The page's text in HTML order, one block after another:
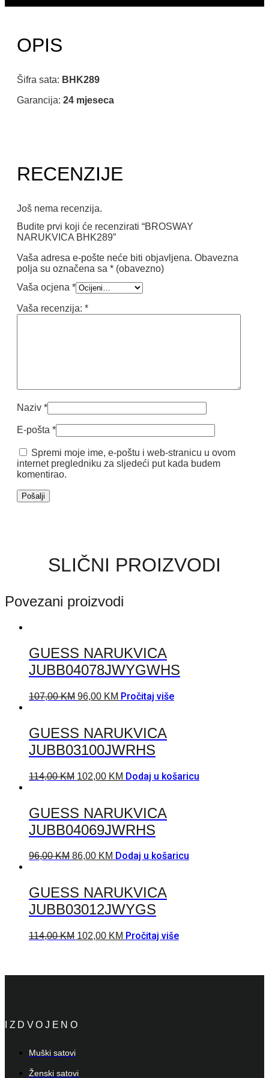
OPIS
Šifra sata: BHK289
Garancija: 24 mjeseca
RECENZIJE
Još nema recenzija.
Budite prvi koji će recenzirati “BROSWAY
NARUKVICA BHK289”
Vaša adresa e-pošte neće biti objavljena. Obavezna
polja su označena sa * (obavezno)
Vaša ocjena *
Vaša recenzija: *
Naziv *
E-pošta *
Spremi moje ime, e-poštu i web-stranicu u ovom
internet pregledniku za sljedeći put kada budem
komentirao.
SLIČNI PROIZVODI
Povezani proizvodi
GUESS NARUKVICA
JUBB04078JWYGWHS
107,00KM 96,00 KM Pročitaj više
GUESS NARUKVICA
JUBB03100JWRHS
114,00KM 102,00 KM Dodaj u košaricu
GUESS NARUKVICA
JUBB04069JWRHS
96,00KM 86,00 KM Dodaj u košaricu
GUESS NARUKVICA
JUBB03012JWYGS
114,00KM 102,00 KM Pročitaj više
IZDVOJENO
Muški satovi
Ženski satovi